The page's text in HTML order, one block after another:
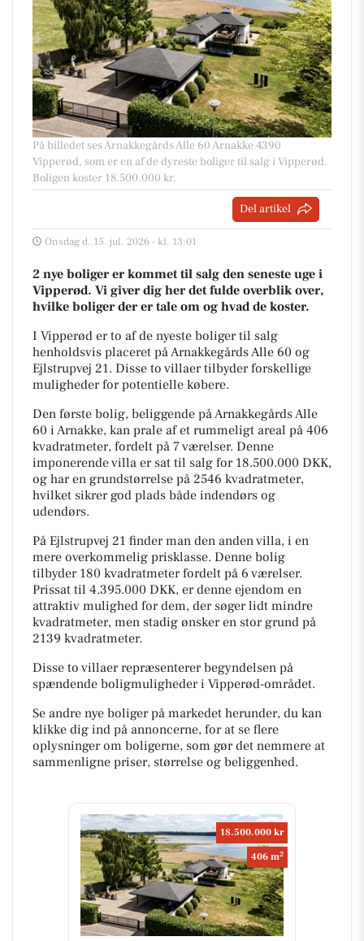
På billedet ses Arnakkegårds Alle 60 Arnakke 4390
Vipperød, som er en af de dyreste boliger til salg i Vipperød.
Boligen koster 18.500.000 kr.
Del artikel
Onsdag d. 15. jul. 2026 - kl. 13:01
2 nye boliger er kommet til salg den seneste uge i
Vipperød. Vi giver dig her det fulde overblik over,
hvilke boliger der er tale om og hvad de koster.
I Vipperød er to af de nyeste boliger til salg
henholdsvis placeret på Arnakkegårds Alle 60 og
Ejlstrupvej 21. Disse to villaer tilbyder forskellige
muligheder for potentielle købere.
Den første bolig, beliggende på Arnakkegårds Alle
60 i Arnakke, kan prale af et rummeligt areal på 406
kvadratmeter, fordelt på 7 værelser. Denne
imponerende villa er sat til salg for 18.500.000 DKK,
og har en grundstørrelse på 2546 kvadratmeter,
hvilket sikrer god plads både indendørs og
udendørs.
På Ejlstrupvej 21 finder man den anden villa, i en
mere overkommelig prisklasse. Denne bolig
tilbyder 180 kvadratmeter fordelt på 6 værelser.
Prissat til 4.395.000 DKK, er denne ejendom en
attraktiv mulighed for dem, der søger lidt mindre
kvadratmeter, men stadig ønsker en stor grund på
2139 kvadratmeter.
Disse to villaer repræsenterer begyndelsen på
spændende boligmuligheder i Vipperød-området.
Se andre nye boliger på markedet herunder, du kan
klikke dig ind på annoncerne, for at se flere
oplysninger om boligerne, som gør det nemmere at
sammenligne priser, størrelse og beliggenhed.
18.500.000 kr
406 m2